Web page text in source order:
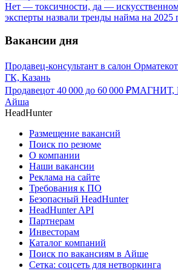
Нет — токсичности, да —
эксперты назвали тренды найма на 2025
Вакансии дня
Продавец-консультант в салон Орматекот
ГК, Казань
Продавецот 40 000 до 60 000 ₽МАГНИТ,
Айша
HeadHunter
Размещение вакансий
Поиск по резюме
О компании
Наши вакансии
Реклама на сайте
Требования к ПО
Безопасный HeadHunter
HeadHunter API
Партнерам
Инвесторам
Каталог компаний
Поиск по вакансиям в Айше
Сетка: соцсеть для нетворкинга